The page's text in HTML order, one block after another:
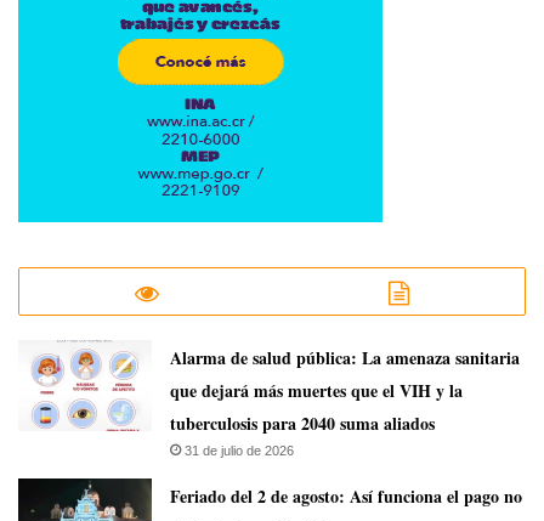
​Alarma de salud pública: La amenaza sanitaria
que dejará más muertes que el VIH y la
tuberculosis para 2040 suma aliados
31 de julio de 2026
Feriado del 2 de agosto: Así funciona el pago no